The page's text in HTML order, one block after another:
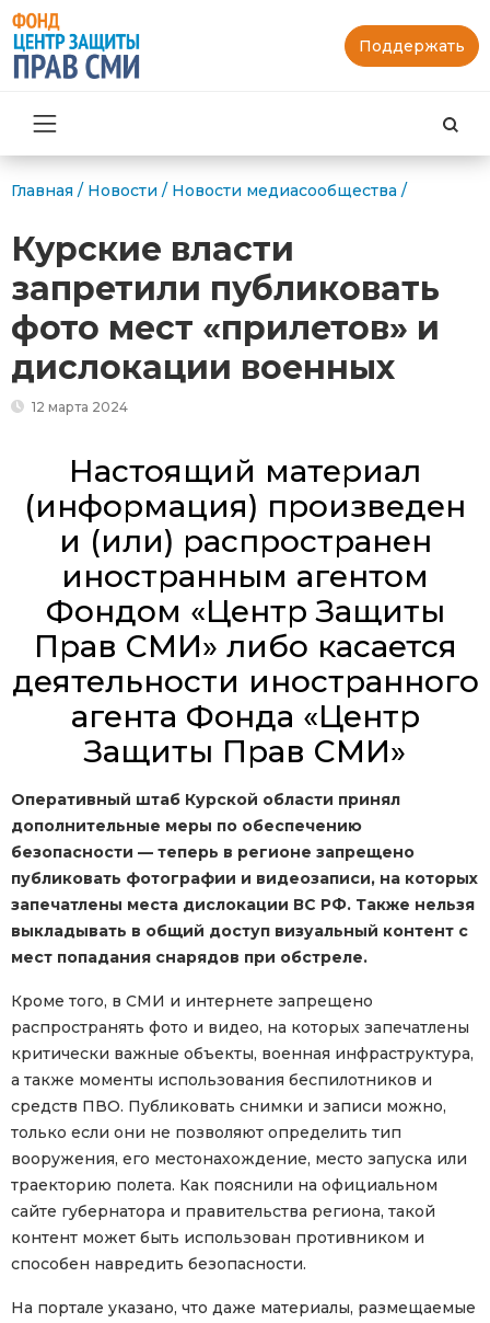
Поддержать
Главная / Новости / Новости медиасообщества /
Курские власти
запретили публиковать
фото мест «прилетов» и
дислокации военных
12 марта 2024
Настоящий материал
(информация) произведен
и (или) распространен
иностранным агентом
Фондом «Центр Защиты
Прав СМИ» либо касается
деятельности иностранного
агента Фонда «Центр
Защиты Прав СМИ»
Оперативный штаб Курской области принял
дополнительные меры по обеспечению
безопасности — теперь в регионе запрещено
публиковать фотографии и видеозаписи, на которых
запечатлены места дислокации ВС РФ. Также нельзя
выкладывать в общий доступ визуальный контент с
мест попадания снарядов при обстреле.
Кроме того, в СМИ и интернете запрещено
распространять фото и видео, на которых запечатлены
критически важные объекты, военная инфраструктура,
а также моменты использования беспилотников и
средств ПВО. Публиковать снимки и записи можно,
только если они не позволяют определить тип
вооружения, его местонахождение, место запуска или
траекторию полета. Как пояснили на официальном
сайте губернатора и правительства региона, такой
контент может быть использован противником и
способен навредить безопасности.
На портале указано, что даже материалы, размещаемые